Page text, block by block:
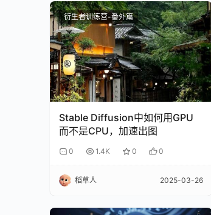
衍生者训练营-番外篇
Stable Diffusion中如何用GPU
而不是CPU，加速出图
0 1.4K 0 0
稻草人 2025-03-26